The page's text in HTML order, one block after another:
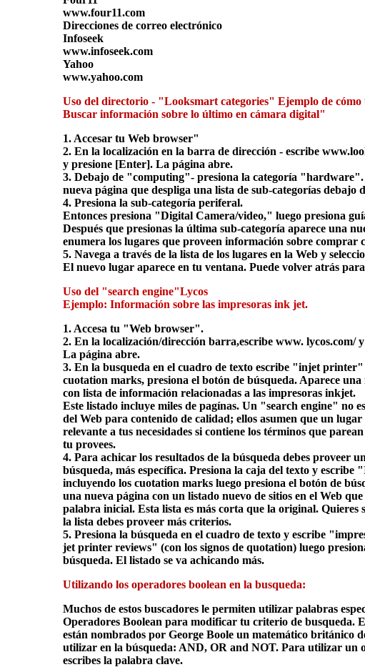
www.four11.com
Direcciones de correo electrónico
Infoseek
www.infoseek.com
Yahoo
www.yahoo.com
Uso del directorio - "Looksmart categories" Ejemplo de
Buscar información sobre lo último en cámara digital"
1. Accesar tu Web browser"
2. En la localización en la barra de dirección - escribe
y presione [Enter]. La página abre.
3. Debajo de "computing"- presiona la categoría "hardware".
nueva página que despliga una lista de sub-categorías
4. Presiona la sub-categoría periferal.
Entonces presiona "Digital Camera/video," luego presiona
Después que presionas la última sub-categoría aparece una
enumera los lugares que proveen información sobre comprar
5. Navega a través de la lista de los lugares en la Web y
El nuevo lugar aparece en tu ventana. Puede volver atrás
Uso del "search engine"Lycos
Ejemplo: Información sobre las impresoras ink jet.
1. Accesa tu "Web browser".
2. En la localización/dirección barra,escribe www. lycos.com/
La página abre.
3. En la busqueda en el cuadro de texto escribe "injet
cuotation marks, presiona el botón de búsqueda. Aparece una
con lista de información relacionadas a las impresoras inkjet.
Este listado incluye miles de pagínas. Un "search engine" no
del Web para contenido de calidad; ellos asumen que un lugar
relevante a tus necesidades si contiene los términos que
tu provees.
4. Para achicar los resultados de la búsqueda debes proveer
búsqueda, más específica. Presiona la caja del texto y escribe
incluyendo los cuotation marks luego presiona el botón de
una nueva página con un listado nuevo de sitios en el Web
palabra inicial. Esta lista es más corta que la original. Quieres
la lista debes proveer más criterios.
5. Presiona la búsqueda en el cuadro de texto y escribe
jet printer reviews" (con los signos de quotation) luego
búsqueda. El listado se va achicando más.
Utilizando los operadores boolean en la busqueda:
Muchos de estos buscadores le permiten utilizar palabras
Operadores Boolean para modificar tu criterio de busqueda.
están nombrados por George Boole un matemático británico
utilizar en la búsqueda: AND, OR and NOT. Para utilizar un
escribes la palabra clave.